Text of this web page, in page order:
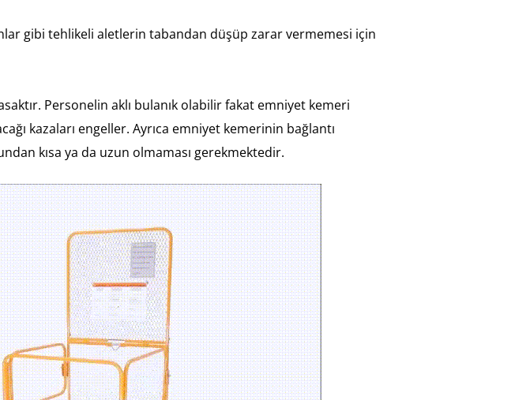
gibi tehlikeli aletlerin tabandan düşüp zarar vermemesi için
Personelin aklı bulanık olabilir fakat emniyet kemeri
kazaları engeller. Ayrıca emniyet kemerinin bağlantı
kısa ya da uzun olmaması gerekmektedir.